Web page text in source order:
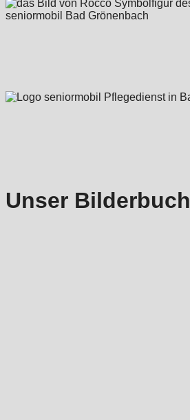
Unser Bilderbuch